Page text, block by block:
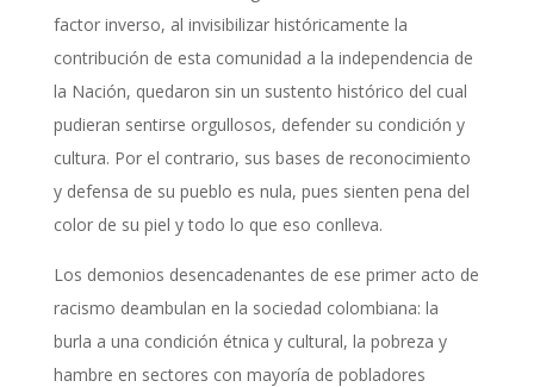
factor inverso, al invisibilizar históricamente la
contribución de esta comunidad a la independencia de
la Nación, quedaron sin un sustento histórico del cual
pudieran sentirse orgullosos, defender su condición y
cultura. Por el contrario, sus bases de reconocimiento
y defensa de su pueblo es nula, pues sienten pena del
color de su piel y todo lo que eso conlleva.
Los demonios desencadenantes de ese primer acto de
racismo deambulan en la sociedad colombiana: la
burla a una condición étnica y cultural, la pobreza y
hambre en sectores con mayoría de pobladores